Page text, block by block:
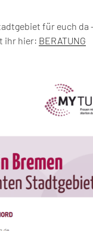
für euch da
ihr hier: BERATUNG